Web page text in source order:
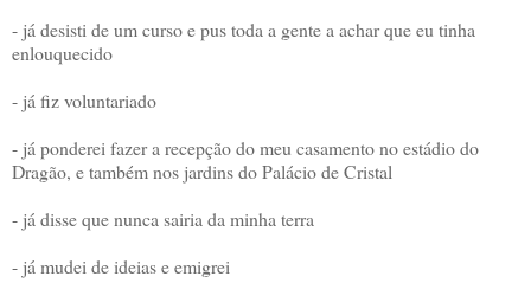
- já desisti de um curso e pus toda a gente a achar que eu tinha
enlouquecido
- já fiz voluntariado
- já ponderei fazer a recepção do meu casamento no estádio do
Dragão, e também nos jardins do Palácio de Cristal
- já disse que nunca sairia da minha terra
- já mudei de ideias e emigrei